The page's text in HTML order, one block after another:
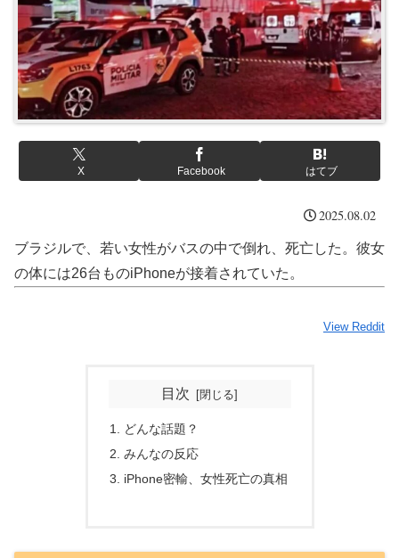
X Facebook はてブ
2025.08.02
ブラジルで、若い女性がバスの中で倒れ、死亡した。彼女
の体には26台ものiPhoneが接着されていた。
View Reddit
目次
どんな話題？
みんなの反応
iPhone密輸、女性死亡の真相